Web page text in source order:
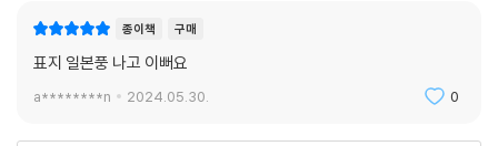
종이책 구매
표지 일본풍 나고 이뻐요
a********n 2024.05.30. 0